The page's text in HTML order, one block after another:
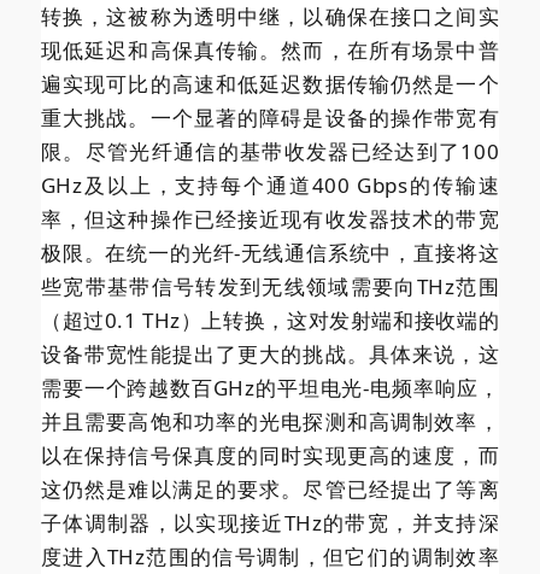
转换，这被称为透明中继，以确保在接口之间实
现低延迟和高保真传输。然而，在所有场景中普
遍实现可比的高速和低延迟数据传输仍然是一个
重大挑战。一个显著的障碍是设备的操作带宽有
限。尽管光纤通信的基带收发器已经达到了100
GHz及以上，支持每个通道400 Gbps的传输速
率，但这种操作已经接近现有收发器技术的带宽
极限。在统一的光纤-无线通信系统中，直接将这
些宽带基带信号转发到无线领域需要向THz范围
（超过0.1 THz）上转换，这对发射端和接收端的
设备带宽性能提出了更大的挑战。具体来说，这
需要一个跨越数百GHz的平坦电光-电频率响应，
并且需要高饱和功率的光电探测和高调制效率，
以在保持信号保真度的同时实现更高的速度，而
这仍然是难以满足的要求。尽管已经提出了等离
子体调制器，以实现接近THz的带宽，并支持深
度进入THz范围的信号调制，但它们的调制效率